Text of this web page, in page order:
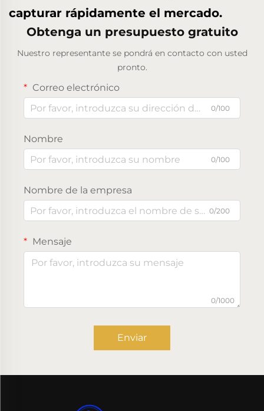
capturar rápidamente el mercado.
Obtenga un presupuesto gratuito
Nuestro representante se pondrá en contacto con usted
pronto.
Correo electrónico
0/100
Nombre
0/100
Nombre de la empresa
0/200
Mensaje
0/1000
Enviar